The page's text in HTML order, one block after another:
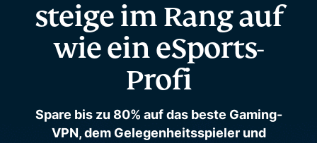
steige im Rang auf
wie ein eSports-
Profi
Spare bis zu 80% auf das beste Gaming-
VPN, dem Gelegenheitsspieler und